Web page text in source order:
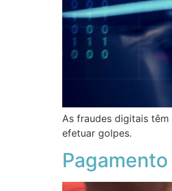
As fraudes digitais
efetuar golpes.